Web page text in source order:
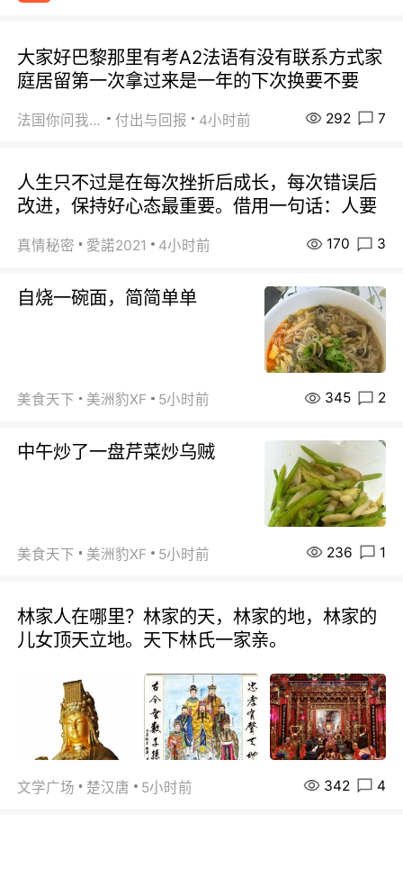
大家好巴黎那里有考A2法语有没有联系方式家
庭居留第一次拿过来是一年的下次换要不要
法国你问我答 付出与回报 4小时前 292 7
人生只不过是在每次挫折后成长，每次错误后
改进，保持好心态最重要。借用一句话：人要
真情秘密 愛諾2021 4小时前 170 3
自烧一碗面，简简单单
美食天下 美洲豹XF 5小时前 345 2
中午炒了一盘芹菜炒乌贼
美食天下 美洲豹XF 5小时前 236 1
林家人在哪里？林家的天，林家的地，林家的
儿女顶天立地。天下林氏一家亲。
文学广场 楚汉唐 5小时前 342 4